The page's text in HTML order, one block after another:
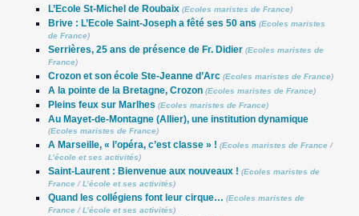
L’Ecole St-Michel de Roubaix (Ecoles maristes de France)
Brive : L’Ecole Saint-Joseph a fêté ses 50 ans (Ecoles maristes
de France)
Serrières, 25 ans de présence de Fr. Didier (Ecoles maristes de
France)
Crozon et son école Ste-Jeanne d’Arc (Ecoles maristes de France)
A la pointe de la Bretagne, Crozon (Ecoles maristes de France)
Pleins feux sur Marlhes (Ecoles maristes de France)
Au Mayet-de-Montagne (Allier), une institution dynamique
(Ecoles maristes de France)
A Marseille, « l’opéra, c’est classe » ! (Ecoles maristes de France /
L’école et ses activités)
Saint-Laurent : Bienvenue aux nouveaux ! (Ecoles maristes de
France /L’école et ses activités)
Quand les collégiens font leur cirque… (Ecoles maristes de
France /L’école et ses activités)